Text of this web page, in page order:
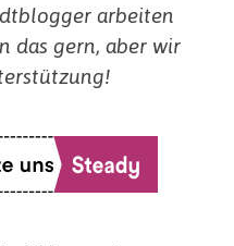
arbeiten
das gern, aber wir